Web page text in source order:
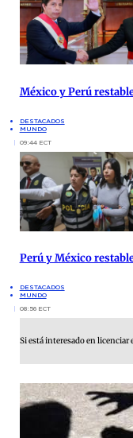
México y Perú
DESTACADOS
MUNDO
09:44 ECT
Perú y México
DESTACADOS
MUNDO
08:56 ECT
Si está interesado en